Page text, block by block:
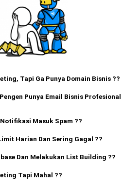
Tapi Ga Punya Domain Bisnis ??
Punya Email Bisnis Profesional
Masuk Spam ??
Harian Dan Sering Gagal ??
Dan Melakukan List Building ??
Tapi Mahal ??